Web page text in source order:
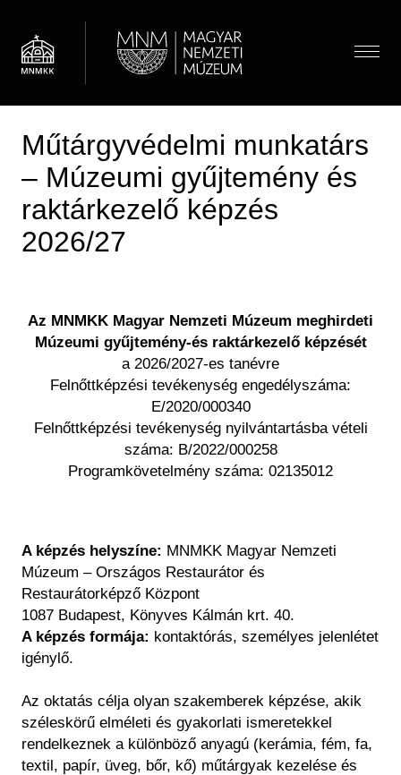
tartalomra
Menü
Menü
(HU)
Látogatóknak
Hírek
Térkép
Jegyárak
Családoknak
Vasúti kedvezmény
Kiállítások és programok
Múzeumpedagógia
Almenü megnyitása
Gyerekek
Családok
Pedagógusok
Almenü megnyitása
Önkéntesség
Iskolai közösségi szolgálat
OMMIK
Tagintézmények
Közérdekű adatok
Régészeti Tár
Modernkori Főosztály
Képcsarnok
Történeti Fényképtár
Műtárgyvédelmi munkatárs
– Múzeumi gyűjtemény és
raktárkezelő képzés
2026/27
Az MNMKK Magyar Nemzeti Múzeum meghirdeti
Múzeumi gyűjtemény-és raktárkezelő képzését
a 2026/2027-es tanévre
Felnőttképzési tevékenység engedélyszáma:
E/2020/000340
Felnőttképzési tevékenység nyilvántartásba vételi
száma: B/2022/000258
Programkövetelmény száma: 02135012
A képzés helyszíne: MNMKK Magyar Nemzeti
Múzeum – Országos Restaurátor és
Restaurátorképző Központ
1087 Budapest, Könyves Kálmán krt. 40.
A képzés formája: kontaktórás, személyes jelenlétet
igénylő.
Az oktatás célja olyan szakemberek képzése, akik
széleskörű elméleti és gyakorlati ismeretekkel
rendelkeznek a különböző anyagú (kerámia, fém, fa,
textil, papír, üveg, bőr, kő) műtárgyak kezelése és